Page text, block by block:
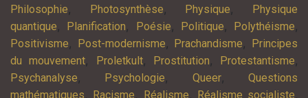
Philosophie, Photosynthèse, Physique,
Physique
quantique, Planification, Poésie, Politique, Polythéisme,
Positivisme, Post-modernisme, Prachandisme,
Principes
du mouvement, Proletkult, Prostitution, Protestantisme,
Psychanalyse, Psychologie, Queer,Questions
mathématiques, Racisme, Réalisme, Réalisme socialiste,